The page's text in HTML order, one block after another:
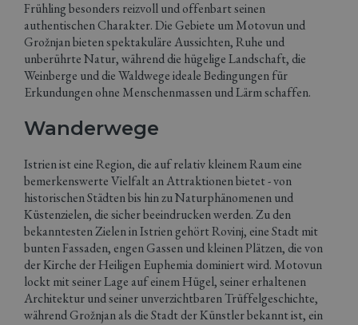
Frühling besonders reizvoll und offenbart seinen
authentischen Charakter. Die Gebiete um Motovun und
Grožnjan bieten spektakuläre Aussichten, Ruhe und
unberührte Natur, während die hügelige Landschaft, die
Weinberge und die Waldwege ideale Bedingungen für
Erkundungen ohne Menschenmassen und Lärm schaffen.
Wanderwege
Istrien ist eine Region, die auf relativ kleinem Raum eine
bemerkenswerte Vielfalt an Attraktionen bietet - von
historischen Städten bis hin zu Naturphänomenen und
Küstenzielen, die sicher beeindrucken werden. Zu den
bekanntesten Zielen in Istrien gehört Rovinj, eine Stadt mit
bunten Fassaden, engen Gassen und kleinen Plätzen, die von
der Kirche der Heiligen Euphemia dominiert wird. Motovun
lockt mit seiner Lage auf einem Hügel, seiner erhaltenen
Architektur und seiner unverzichtbaren Trüffelgeschichte,
während Grožnjan als die Stadt der Künstler bekannt ist, ein